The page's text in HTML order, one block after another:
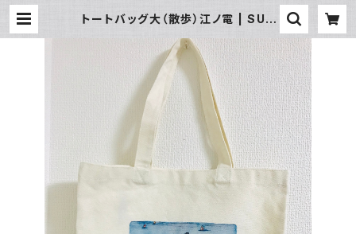
トートバッグ大（散歩）江ノ電 | SUN